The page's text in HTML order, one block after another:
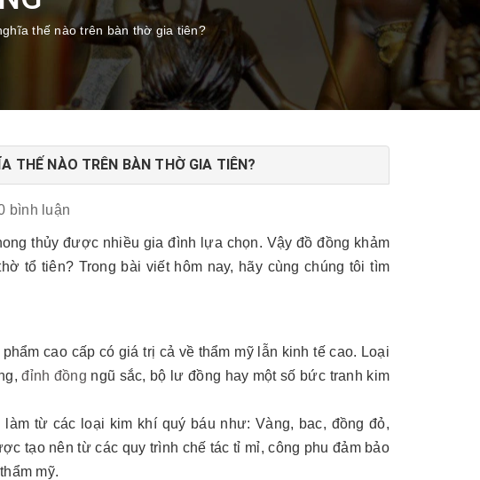
thế nào trên bàn thờ gia tiên?
THẾ NÀO TRÊN BÀN THỜ GIA TIÊN?
bình luận
thủy được nhiều gia đình lựa chọn. Vậy đồ đồng khảm
tổ tiên? Trong bài viết hôm nay, hãy cùng chúng tôi tìm
cao cấp có giá trị cả về thẩm mỹ lẫn kinh tế cao. Loại
đỉnh đồng ngũ sắc, bộ lư đồng hay một số bức tranh kim
từ các loại kim khí quý báu như: Vàng, bac, đồng đỏ,
tạo nên từ các quy trình chế tác tỉ mỉ, công phu đảm bảo
mỹ.